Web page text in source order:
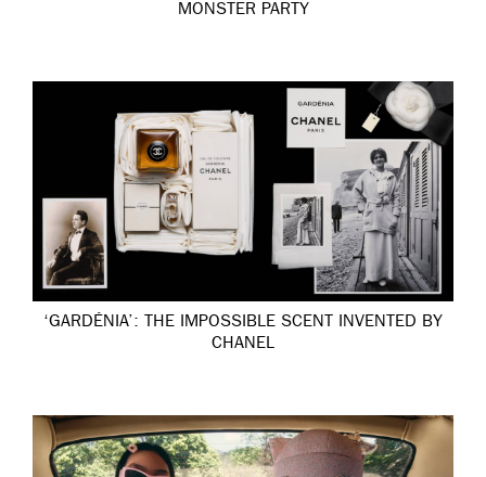
MONSTER PARTY
‘GARDÉNIA’: THE IMPOSSIBLE SCENT INVENTED BY
CHANEL